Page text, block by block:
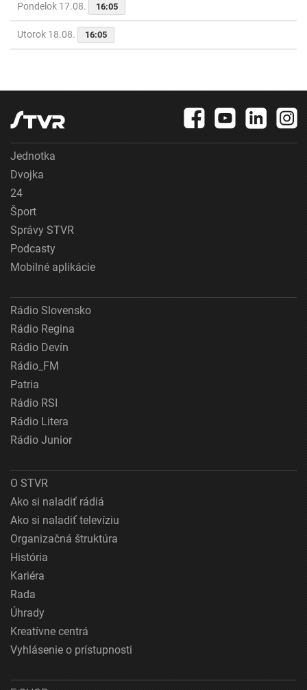
Pondelok 17.08. 16:05
Utorok 18.08. 16:05
Jednotka
Dvojka
24
Šport
Správy STVR
Podcasty
Mobilné aplikácie
Rádio Slovensko
Rádio Regina
Rádio Devín
Rádio_FM
Patria
Rádio RSI
Rádio Litera
Rádio Junior
O STVR
Ako si naladiť rádiá
Ako si naladiť televíziu
Organizačná štruktúra
História
Kariéra
Rada
Úhrady
Kreatívne centrá
Vyhlásenie o prístupnosti